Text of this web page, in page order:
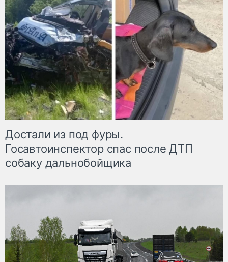
Достали из под фуры.
Госавтоинспектор спас после ДТП
собаку дальнобойщика